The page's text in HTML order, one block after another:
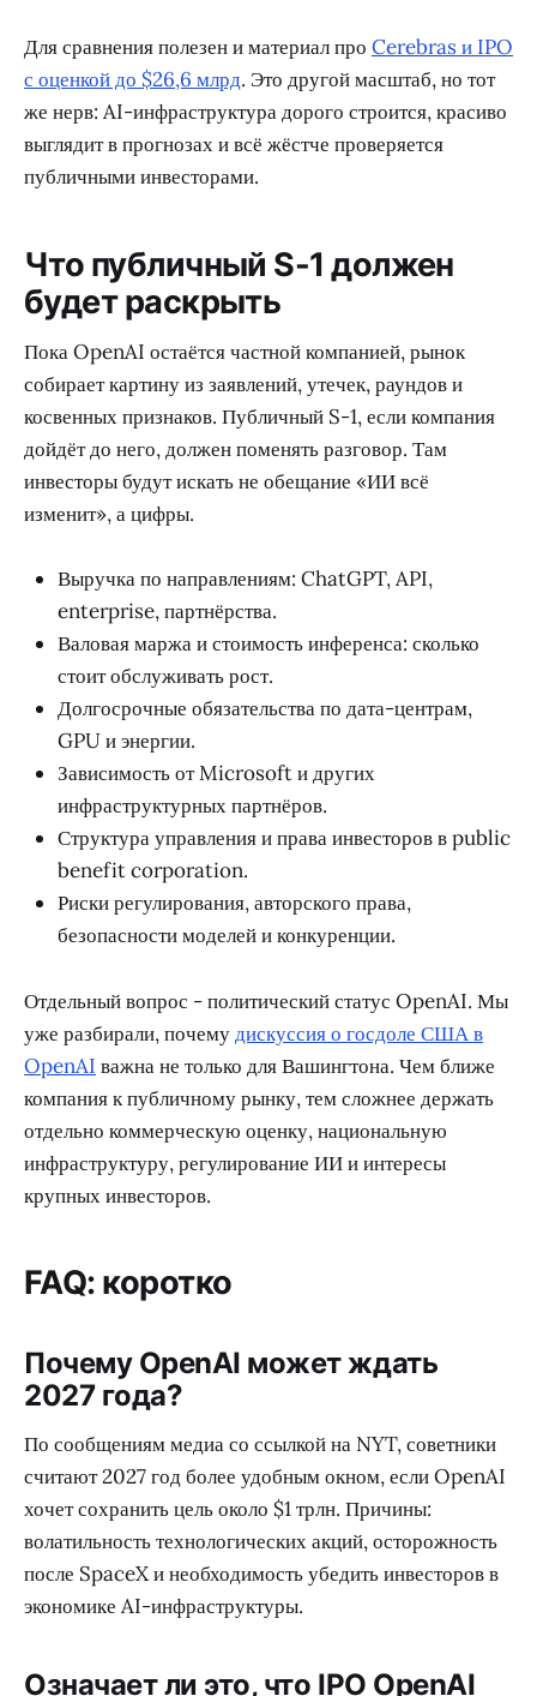
Для сравнения полезен и материал про Cerebras и IPO
с оценкой до $26,6 млрд. Это другой масштаб, но тот
же нерв: AI-инфраструктура дорого строится, красиво
выглядит в прогнозах и всё жёстче проверяется
публичными инвесторами.
Что публичный S-1 должен
будет раскрыть
Пока OpenAI остаётся частной компанией, рынок
собирает картину из заявлений, утечек, раундов и
косвенных признаков. Публичный S-1, если компания
дойдёт до него, должен поменять разговор. Там
инвесторы будут искать не обещание «ИИ всё
изменит», а цифры.
Выручка по направлениям: ChatGPT, API,
enterprise, партнёрства.
Валовая маржа и стоимость инференса: сколько
стоит обслуживать рост.
Долгосрочные обязательства по дата-центрам,
GPU и энергии.
Зависимость от Microsoft и других
инфраструктурных партнёров.
Структура управления и права инвесторов в public
benefit corporation.
Риски регулирования, авторского права,
безопасности моделей и конкуренции.
Отдельный вопрос - политический статус OpenAI. Мы
уже разбирали, почемудискуссия о госдоле США в
OpenAI важна не только для Вашингтона. Чем ближе
компания к публичному рынку, тем сложнее держать
отдельно коммерческую оценку, национальную
инфраструктуру, регулирование ИИ и интересы
крупных инвесторов.
FAQ: коротко
Почему OpenAI может ждать
2027 года?
По сообщениям медиа со ссылкой на NYT, советники
считают 2027 год более удобным окном, если OpenAI
хочет сохранить цель около $1 трлн. Причины:
волатильность технологических акций, осторожность
после SpaceX и необходимость убедить инвесторов в
экономике AI-инфраструктуры.
Означает ли это, что IPO OpenAI